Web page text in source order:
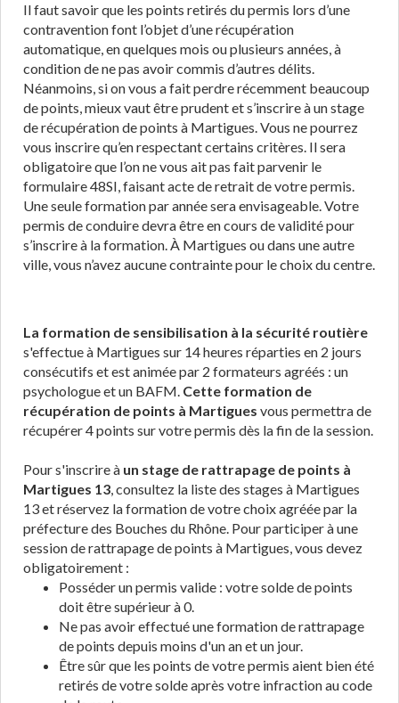
Il faut savoir que les points retirés du permis lors d’une
contravention font l’objet d’une récupération
automatique, en quelques mois ou plusieurs années, à
condition de ne pas avoir commis d’autres délits.
Néanmoins, si on vous a fait perdre récemment beaucoup
de points, mieux vaut être prudent et s’inscrire à un stage
de récupération de points à Martigues. Vous ne pourrez
vous inscrire qu’en respectant certains critères. Il sera
obligatoire que l’on ne vous ait pas fait parvenir le
formulaire 48SI, faisant acte de retrait de votre permis.
Une seule formation par année sera envisageable. Votre
permis de conduire devra être en cours de validité pour
s’inscrire à la formation. À Martigues ou dans une autre
ville, vous n’avez aucune contrainte pour le choix du centre.
La formation de sensibilisation à la sécurité routière
s'effectue à Martigues sur 14 heures réparties en 2 jours
consécutifs et est animée par 2 formateurs agréés : un
psychologue et un BAFM. Cette formation de
récupération de points à Martigues vous permettra de
récupérer 4 points sur votre permis dès la fin de la session.
Pour s'inscrire à un stage de rattrapage de points à
Martigues 13, consultez la liste des stages à Martigues
13 et réservez la formation de votre choix agréée par la
préfecture des Bouches du Rhône. Pour participer à une
session de rattrapage de points à Martigues, vous devez
obligatoirement :
Posséder un permis valide : votre solde de points
doit être supérieur à 0.
Ne pas avoir effectué une formation de rattrapage
de points depuis moins d'un an et un jour.
Être sûr que les points de votre permis aient bien été
retirés de votre solde après votre infraction au code